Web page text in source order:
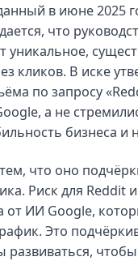
в июне 2025
что
кликов. В иске
по запросу
а не
бизнеса и
что оно
Риск для Reddit
от ИИ Google,
Это